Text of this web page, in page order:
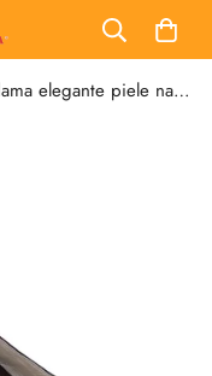
Sandale dama elegante piele naturala 7016 maro